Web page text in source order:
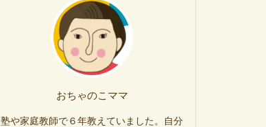
おちゃのこママ
塾や家庭教師で６年教えていました。自分